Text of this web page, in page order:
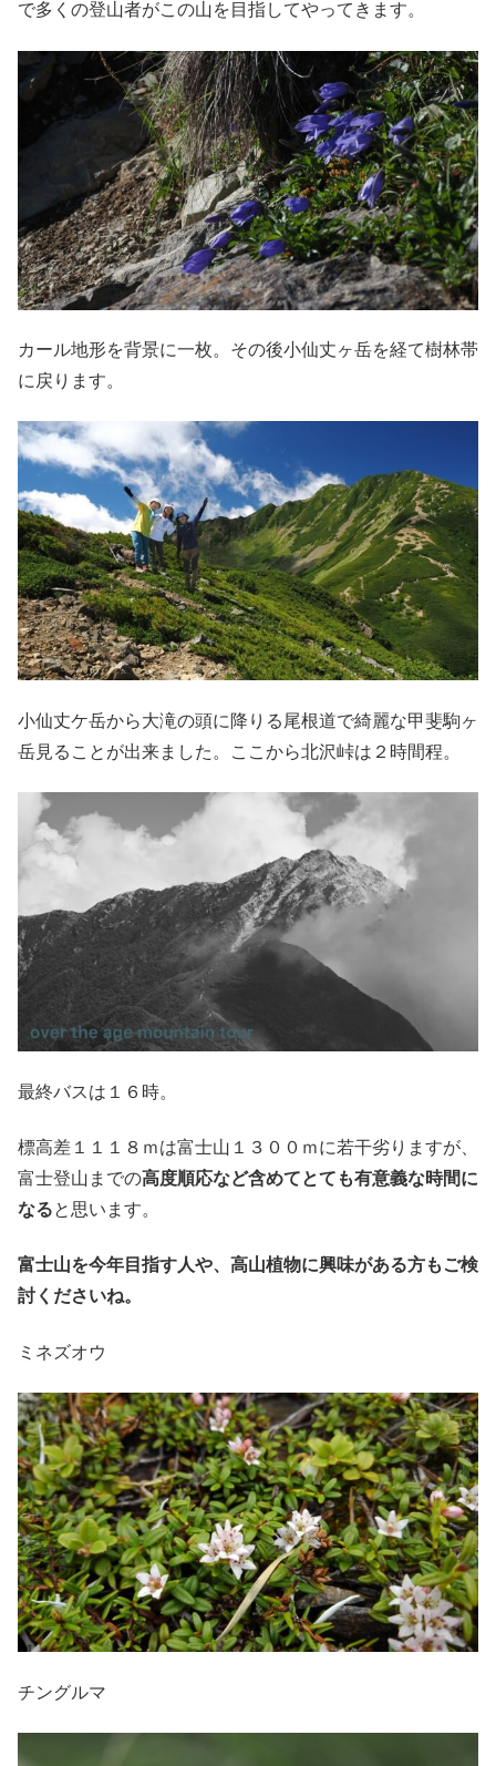
で多くの登山者がこの山を目指してやってきます。
カール地形を背景に一枚。その後小仙丈ヶ岳を経て樹林帯
に戻ります。
小仙丈ケ岳から大滝の頭に降りる尾根道で綺麗な甲斐駒ヶ
岳見ることが出来ました。ここから北沢峠は２時間程。
最終バスは１６時。
標高差１１１８ｍは富士山１３００ｍに若干劣りますが、
富士登山までの高度順応など含めてとても有意義な時間に
なると思います。
富士山を今年目指す人や、高山植物に興味がある方もご検
討くださいね。
ミネズオウ
チングルマ